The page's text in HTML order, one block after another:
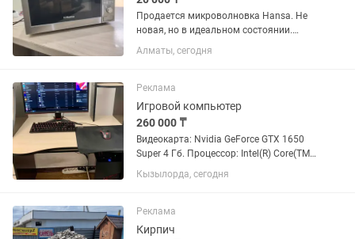
Продается микроволновка Hansa. Не
новая, но в идеальном состоянии.
Современный внешний вид, цвет
серебро. Гарантия 6 месяцев.
Алматы, сегодня
Реклама
Игровой компьютер
260 000 ₸
Видеокарта: Nvidia GeForce GTX 1650
Super 4 Гб. Процессор: Intel(R) Core(TM)
i3-9100F CPU 3.60GHz. ОЗУ: 16 Гб.
Жесткий диск: 1 Тб. SSD: 480 Гб.
Red. Клавиатура:...
Кызылорда, сегодня
Реклама
Кирпич